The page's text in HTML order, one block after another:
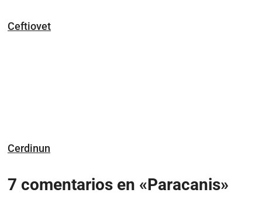
Ceftiovet
Cerdinun
7 comentarios en «Paracanis»